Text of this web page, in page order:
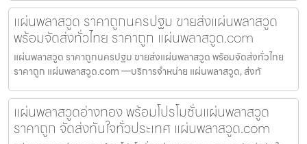
แผ่นพลาสวูด ราคาถูกนครปฐม ขายส่งแผ่นพลาสวูด
พร้อมจัดส่งทั่วไทย ราคาถูก แผ่นพลาสวูด.com
แผ่นพลาสวูด ราคาถูกนครปฐม ขายส่งแผ่นพลาสวูด พร้อมจัดส่งทั่วไทย
ราคาถูก แผ่นพลาสวูด.com —บริการจำหน่าย แผ่นพลาสวูด, ส่งทั
แผ่นพลาสวูดอ่างทอง พร้อมโปรโมชั่นแผ่นพลาสวูด
ราคาถูก จัดส่งทันใจทั่วประเทศ แผ่นพลาสวูด.com